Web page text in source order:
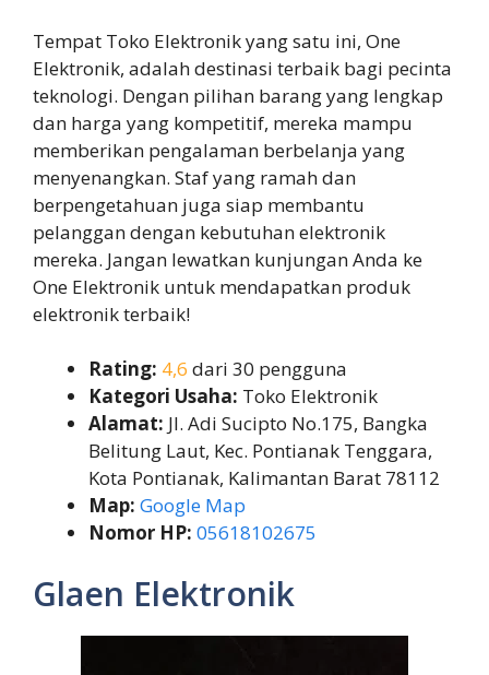
Tempat Toko Elektronik yang satu ini, One
Elektronik, adalah destinasi terbaik bagi pecinta
teknologi. Dengan pilihan barang yang lengkap
dan harga yang kompetitif, mereka mampu
memberikan pengalaman berbelanja yang
menyenangkan. Staf yang ramah dan
berpengetahuan juga siap membantu
pelanggan dengan kebutuhan elektronik
mereka. Jangan lewatkan kunjungan Anda ke
One Elektronik untuk mendapatkan produk
elektronik terbaik!
Rating: 4,6 dari 30 pengguna
Kategori Usaha: Toko Elektronik
Alamat: Jl. Adi Sucipto No.175, Bangka
Belitung Laut, Kec. Pontianak Tenggara,
Kota Pontianak, Kalimantan Barat 78112
Map: Google Map
Nomor HP: 05618102675
Glaen Elektronik